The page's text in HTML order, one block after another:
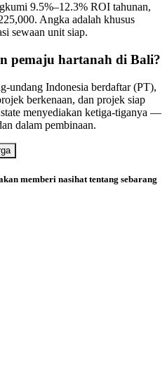
9.5%–12.3% ROI tahunan,
Angka adalah khusus
sewaan unit siap.
pemaju hartanah di Bali?
undang Indonesia berdaftar (PT),
berkenaan, dan projek siap
menyediakan ketiga-tiganya —
dalam pembinaan.
memberi nasihat tentang sebarang